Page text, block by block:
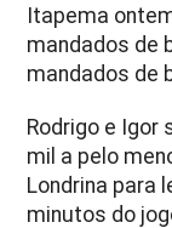
Itapema
mandados de
mandados de
Rodrigo e Igor
mil a pelo
Londrina para
minutos do